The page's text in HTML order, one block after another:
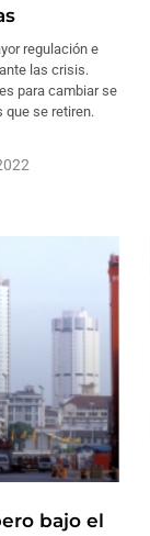
regulación e
las crisis.
para cambiar se
que se retiren.
bajo el